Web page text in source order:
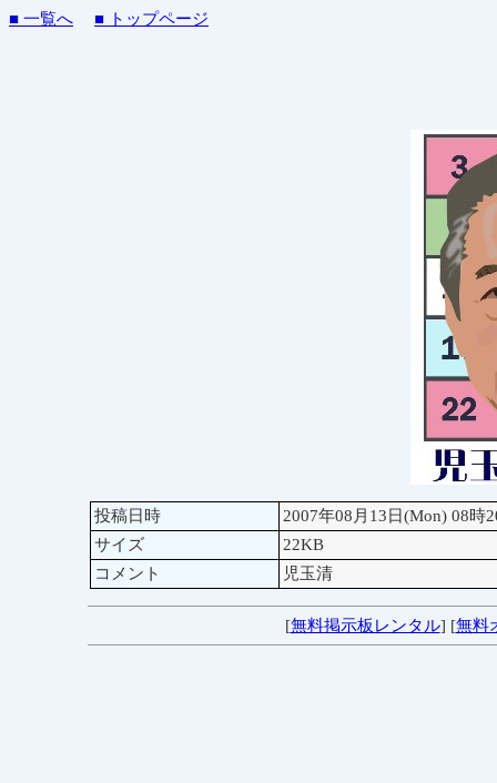
■ 一覧へ ■ トップページ
投稿日時
2007年08月13日(Mon) 08時
サイズ
22KB
コメント
児玉清
[無料掲示板レンタル] [無料